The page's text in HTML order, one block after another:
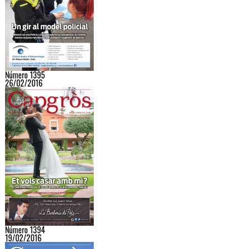
Número 1395
26/02/2016
Número 1394
19/02/2016